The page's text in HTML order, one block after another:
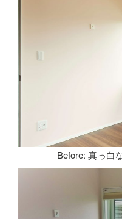
Before: 真っ白